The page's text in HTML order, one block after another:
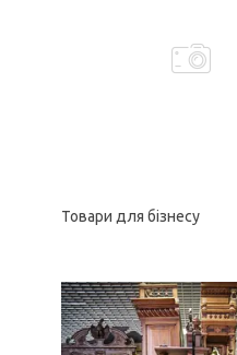
Товари для бізнесу